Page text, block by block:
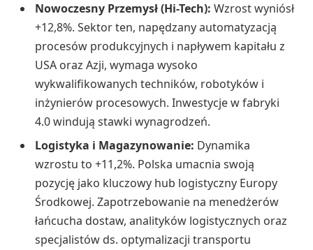
Nowoczesny Przemysł (Hi-Tech): Wzrost wyniósł
+12,8%. Sektor ten, napędzany automatyzacją
procesów produkcyjnych i napływem kapitału z
USA oraz Azji, wymaga wysoko
wykwalifikowanych techników, robotyków i
inżynierów procesowych. Inwestycje w fabryki
4.0 windują stawki wynagrodzeń.
Logistyka i Magazynowanie: Dynamika
wzrostu to +11,2%. Polska umacnia swoją
pozycję jako kluczowy hub logistyczny Europy
Środkowej. Zapotrzebowanie na menedżerów
łańcucha dostaw, analityków logistycznych oraz
specjalistów ds. optymalizacji transportu